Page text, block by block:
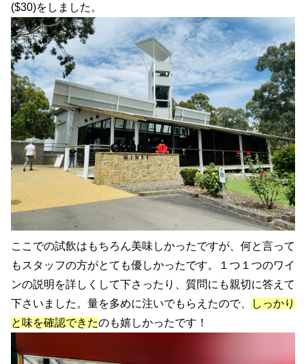
($30)をしました。
ここでの試飲はもちろん美味しかったですが、何と言って
もスタッフの方がとても優しかったです。１つ１つのワイ
ンの説明を詳しくして下さったり、質問にも親切に答えて
下さいました。量を多めに注いでもらえたので、
しっかり
と味を確認できたのも嬉しかったです！